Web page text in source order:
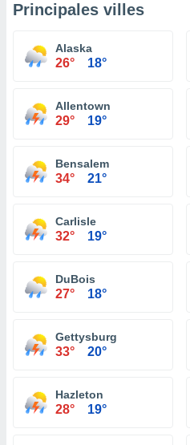
Principales villes
Alaska
26° 18°
Allentown
29° 19°
Bensalem
34° 21°
Carlisle
32° 19°
DuBois
27° 18°
Gettysburg
33° 20°
Hazleton
28° 19°